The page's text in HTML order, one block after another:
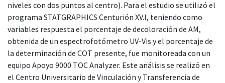
niveles con dos puntos al centro). Para el estudio se utilizó el
programa STATGRAPHICS Centurión XV.I, teniendo como
variables respuesta el porcentaje de decoloración de AM,
obtenida de un espectrofotómetro UV-Vis y el porcentaje de
la determinación de COT presente, fue monitoreada con un
equipo Apoyo 9000 TOC Analyzer. Este análisis se realizó en
el Centro Universitario de Vinculación y Transferencia de